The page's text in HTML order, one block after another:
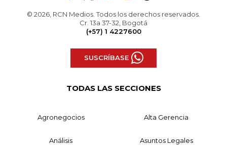
© 2026, RCN Medios. Todos los derechos reservados.
Cr. 13a 37-32, Bogotá
(+57) 1 4227600
SUSCRÍBASE
TODAS LAS SECCIONES
Agronegocios Alta Gerencia
Análisis Asuntos Legales